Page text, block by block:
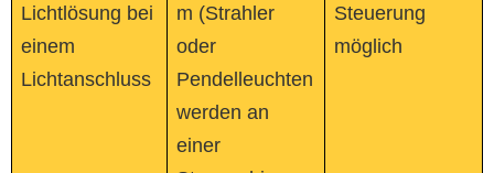
Lichtlösung bei
einem
Lichtanschluss
m (Strahler
oder
Pendelleuchten
werden an
einer
Steuerung
möglich